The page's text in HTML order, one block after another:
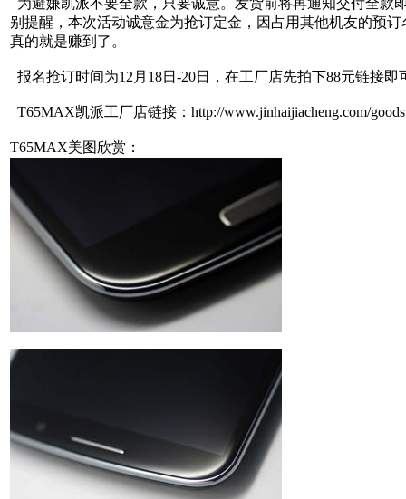
别提醒，本次活动诚意金为抢订定金，因占用其他机友的预
真的就是赚到了。
报名抢订时间为12月18日-20日，在工厂店先拍下88元链接即
T65MAX凯派工厂店链接：http://www.jinhaijiacheng.com/
T65MAX美图欣赏：